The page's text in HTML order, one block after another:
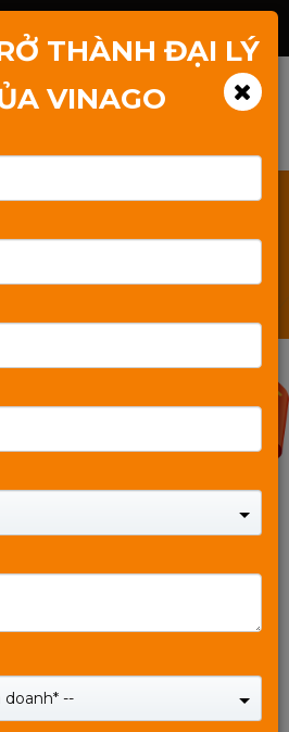
10%
2 cổng UPlink tốc độ 10/100m
THÀNH ĐẠI LÝ
VINAGO
doanh* --